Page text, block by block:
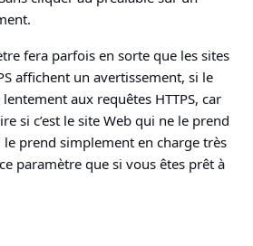
fera parfois en sorte que les sites
affichent un avertissement, si le
aux requêtes HTTPS, car
si c’est le site Web qui ne le prend
le prend simplement en charge très
paramètre que si vous êtes prêt à